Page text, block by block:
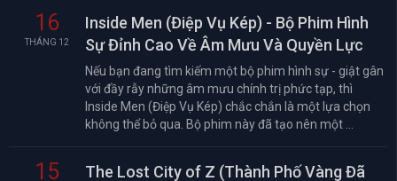
16
THÁNG 12
Inside Men (Điệp Vụ Kép) - Bộ Phim Hình
Sự Đỉnh Cao Về Âm Mưu Và Quyền Lực
Nếu bạn đang tìm kiếm một bộ phim hình sự - giật gân
với đầy rẫy những âm mưu chính trị phức tạp, thì
Inside Men (Điệp Vụ Kép) chắc chắn là một lựa chọn
không thể bỏ qua. Bộ phim này đã tạo nên một ...
15
The Lost City of Z (Thành Phố Vàng Đã